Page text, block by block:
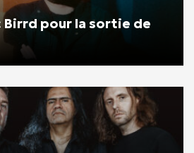
Birrd pour la sortie de